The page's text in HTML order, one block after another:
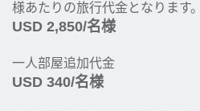
様あたりの旅行代金となります。
USD 2,850/名様
一人部屋追加代金
USD 340/名様